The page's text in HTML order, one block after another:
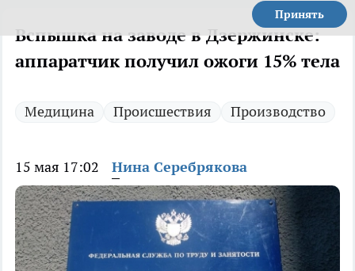
Принять
Вспышка на заводе в Дзержинске:
аппаратчик получил ожоги 15% тела
Медицина Происшествия Производство
15 мая 17:02 Нина Серебрякова